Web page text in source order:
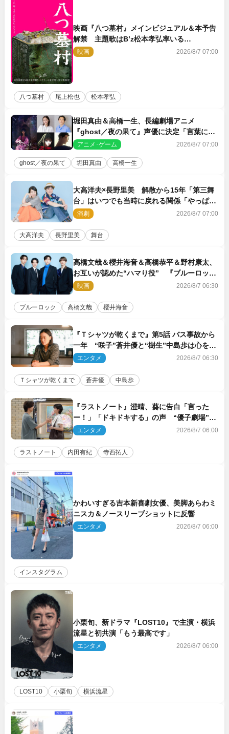
映画『八つ墓村』メインビジュアル＆本予告
解禁 主題歌はB’z松本孝弘率いる
TMG「DOOM」に決定
映画 2026/8/7 07:00
八つ墓村 尾上松也 松本孝弘
堀田真由＆高橋一生、長編劇場アニメ
『ghost／夜の果て』声優に決定「言葉には
できない沢山の感情を思い出しました」
アニメ･ゲーム 2026/8/7 07:00
ghost／夜の果て 堀田真由 高橋一生
大高洋夫×長野里美 解散から15年「第三舞
台」はいつでも当時に戻れる関係「やっぱり
他の方たちとは違います」
演劇 2026/8/7 07:00
大高洋夫 長野里美 舞台
高橋文哉＆櫻井海音＆高橋恭平＆野村康太、
お互いが認めた“ハマり役” 『ブルーロッ
ク』で築いた最高のチームワーク
映画 2026/8/7 06:30
ブルーロック 高橋文哉 櫻井海音
『Ｔシャツが乾くまで』第5話 バス事故から
一年 “咲子”蒼井優と“樹生”中島歩は心を許
しあえる関係に
エンタメ 2026/8/7 06:30
Ｔシャツが乾くまで 蒼井優 中島歩
『ラストノート』澄晴、葵に告白「言った
ー！」「ドキドキする」の声 “優子劇場”も
話題
エンタメ 2026/8/7 06:00
ラストノート 内田有紀 寺西拓人
かわいすぎる吉本新喜劇女優、美脚あらわミ
ニスカ＆ノースリーブショットに反響
エンタメ 2026/8/7 06:00
インスタグラム
小栗旬、新ドラマ『LOST10』で主演・横浜
流星と初共演「もう最高です」
エンタメ 2026/8/7 06:00
LOST10 小栗旬 横浜流星